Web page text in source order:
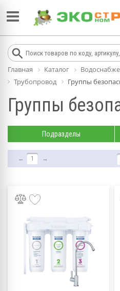
Главная Каталог
Трубопровод
Группы
Группы
Подразделы
← 1 →